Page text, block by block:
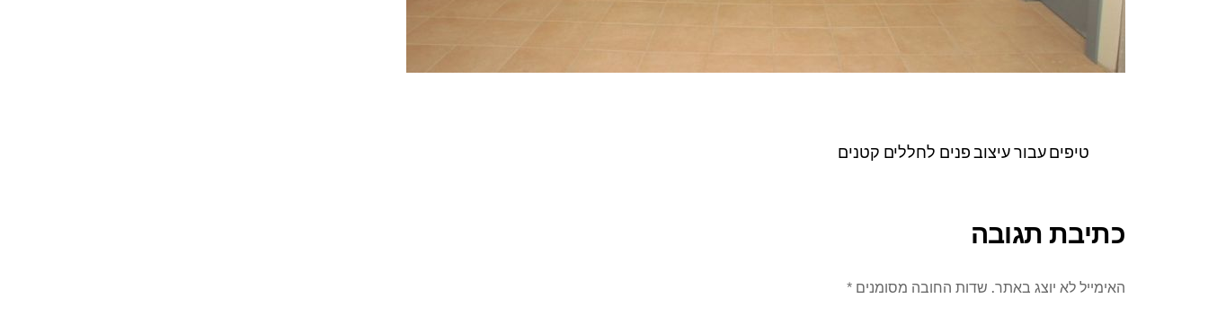
טיפים עבור עיצוב פנים לחללים קטנים
כתיבת תגובה
האימייל לא יוצג באתר. שדות החובה מסומנים *